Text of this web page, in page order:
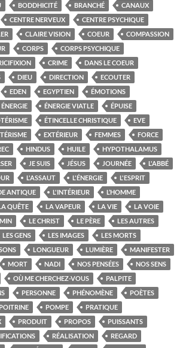
BODDHICITÉ BRANCHÉ
CANAUX
CENTRE NERVEUX
CENTRE PSYCHIQUE
CLAIRE VISION COEUR
COMPASSION
CORPS
CORPS PSYCHIQUE
CRIME
DANS LE COEUR
DIEU DIRECTION
ECOUTER
EDEN EGYPTIEN
ÉMOTIONS
ÉNERGIE ÉNERGIE VIATLE
ÉPUISE
ÉTINCELLE CHRISTIQUE
EVE
EXTÉRIEUR FEMMES
FORCE
HINDUS HUILE
HYPOTHALAMUS
JE SUIS JÉSUS JOURNÉE
L'ABBÉ
L'ASSAUT L'ÉNERGIE
L'ESPRIT
ANTIQUE L'INTÉRIEUR
L’HOMME
QUÊTE LA VAPEUR LA VIE
LA VOIE
LE CHRIST LE PÈRE
LES AUTRES
LES GENS LES IMAGES
LES MORTS
LONGUEUR LUMIÈRE
MANIFESTER
MORT NADI NOS PENSÉES
NOS SENS
OÙ ME CHERCHEZ-VOUS
PALPITE
PERSONNE PHÉNOMÈNE
POÈTES
POITRINE POMPE
PRATIQUE
PRODUIT PROPOS
PUISSANTS
RÉALISATION
REGARD